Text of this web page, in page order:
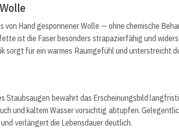
von Hand gesponnener Wolle — ohne chemische
ist die Faser besonders strapazierfähig und
sorgt für ein warmes Raumgefühl und unterstreicht
Staubsaugen bewahrt das Erscheinungsbild
und kaltem Wasser vorsichtig abtupfen.
verlängert die Lebensdauer deutlich.